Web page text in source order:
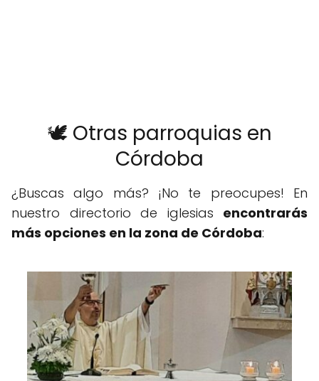
🕊️ Otras parroquias en
Córdoba
¿Buscas algo más? ¡No te preocupes! En
nuestro directorio de iglesias encontrarás
más opciones en la zona de Córdoba: